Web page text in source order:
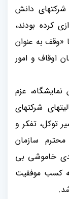
شرکتهای دانش
کرده بودند،
«وقف به عنوان
اوقاف و امور
عزم
شرکتهای
توکل، تفکر و
سازمان
خاموشی بی
به کسب موفقیت
.